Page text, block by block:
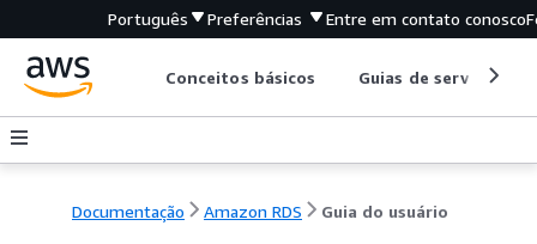
Português Preferências Entre em contato conosco
Conceitos básicos Guias de serviço
Documentação Amazon RDS Guia do usuário